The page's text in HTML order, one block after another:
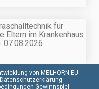
für
Eltern im Krankenhaus
07.08.2026
von MELHORN.EU
Datenschutzerklärung
Gewinnspiel